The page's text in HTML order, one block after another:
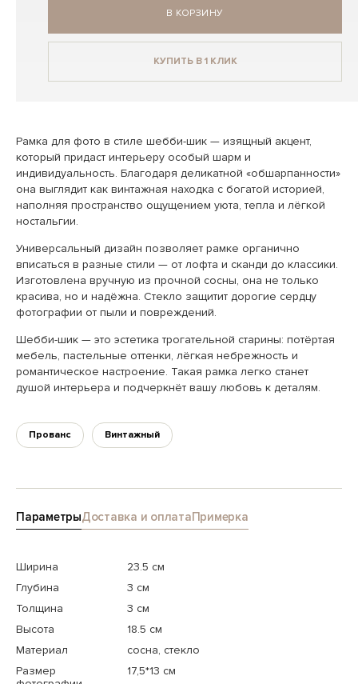
В КОРЗИНУ
КУПИТЬ В 1 КЛИК
Рамка для фото в стиле шебби-шик — изящный акцент,
который придаст интерьеру особый шарм и
индивидуальность. Благодаря деликатной «обшарпанности»
она выглядит как винтажная находка с богатой историей,
наполняя пространство ощущением уюта, тепла и лёгкой
ностальгии.
Универсальный дизайн позволяет рамке органично
вписаться в разные стили — от лофта и сканди до классики.
Изготовлена вручную из прочной сосны, она не только
красива, но и надёжна. Стекло защитит дорогие сердцу
фотографии от пыли и повреждений.
Шебби-шик — это эстетика трогательной старины: потёртая
мебель, пастельные оттенки, лёгкая небрежность и
романтическое настроение. Такая рамка легко станет
душой интерьера и подчеркнёт вашу любовь к деталям.
Прованс Винтажный
ПараметрыДоставка и оплатаПримерка
Ширина
23.5 см
Глубина
3 см
Толщина
3 см
Высота
18.5 см
Материал
сосна, стекло
Размер
17,5*13 см